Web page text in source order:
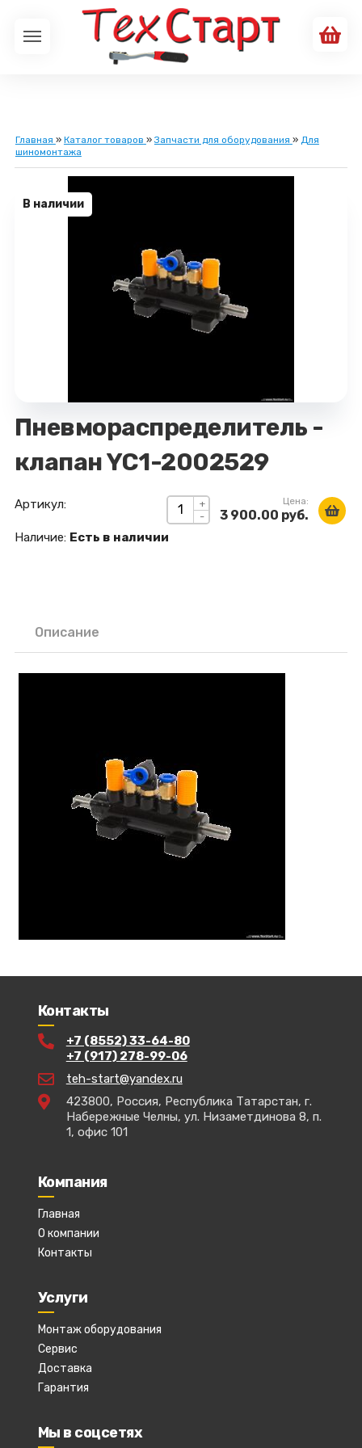
Главная » Каталог товаров »Запчасти для оборудования » Для
шиномонтажа
В наличии
Пневмораспределитель -
клапан YC1-2002529
+
-
Цена:
3 900.00 руб.
Артикул:
Наличие: Есть в наличии
Описание
Контакты
+7 (8552) 33-64-80
+7 (917) 278-99-06
teh-start@yandex.ru
423800, Россия, Республика Татарстан, г.
Набережные Челны, ул. Низаметдинова 8, п.
1, офис 101
Компания
Главная
О компании
Контакты
Услуги
Монтаж оборудования
Сервис
Доставка
Гарантия
Мы в соцсетях